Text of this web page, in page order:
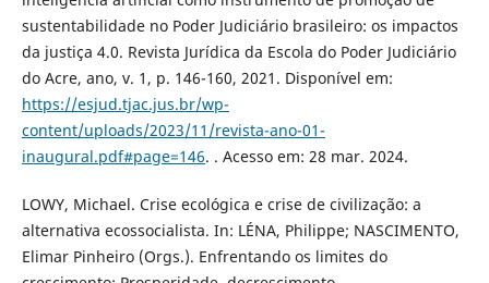
sustentabilidade no Poder Judiciário brasileiro: os impactos
da justiça 4.0. Revista Jurídica da Escola do Poder Judiciário
do Acre, ano, v. 1, p. 146-160, 2021. Disponível em:
https://esjud.tjac.jus.br/wp-
content/uploads/2023/11/revista-ano-01-
inaugural.pdf#page=146. . Acesso em: 28 mar. 2024.
LOWY, Michael. Crise ecológica e crise de civilização: a
alternativa ecossocialista. In: LÉNA, Philippe; NASCIMENTO,
Elimar Pinheiro (Orgs.). Enfrentando os limites do